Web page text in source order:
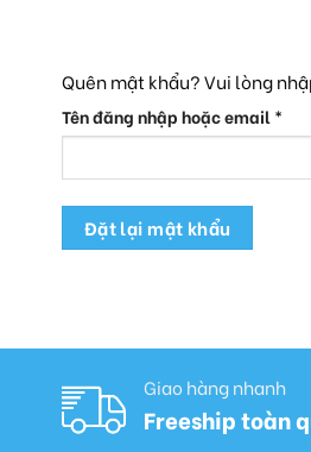
Quên mật khẩu? Vui lòng
Tên đăng nhập hoặc email *
Đặt lại mật khẩu
Giao hàng nhanh
Freeship toàn